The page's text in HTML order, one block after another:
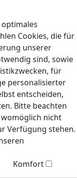
Cookies, die für
unserer
sind, sowie
für
personalisierter
entscheiden,
Bitte beachten
womöglich nicht
Verfügung stehen.
Komfort